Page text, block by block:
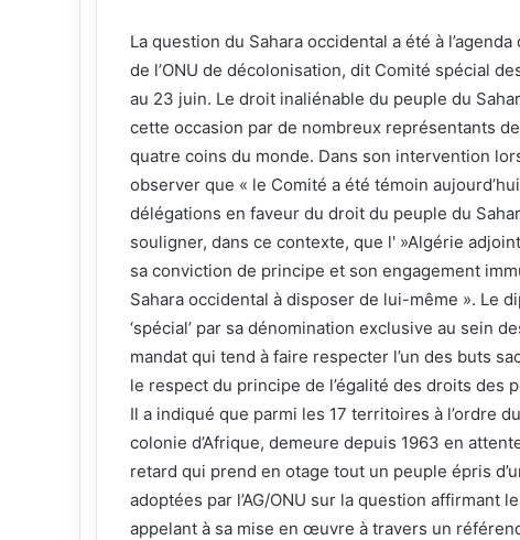
La question du Sahara occidental a été à
de l’ONU de décolonisation, dit Comité spécial
au 23 juin. Le droit inaliénable du peuple du
cette occasion par de nombreux représentants
quatre coins du monde. Dans son intervention
observer que « le Comité a été témoin
délégations en faveur du droit du peuple du
souligner, dans ce contexte, que l' »Algérie
sa conviction de principe et son engagement
Sahara occidental à disposer de lui-même ». Le
‘spécial’ par sa dénomination exclusive au sein
mandat qui tend à faire respecter l’un des buts
le respect du principe de l’égalité des droits des
Il a indiqué que parmi les 17 territoires à l’ordre
colonie d’Afrique, demeure depuis 1963 en
retard qui prend en otage tout un peuple épris
adoptées par l’AG/ONU sur la question affirmant
appelant à sa mise en œuvre à travers un